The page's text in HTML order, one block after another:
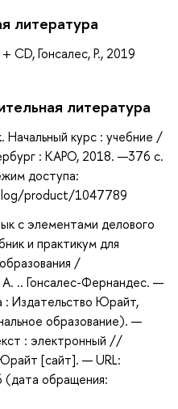
литература
CD, Гонсалес, Р., 2019
литература
Начальный курс : учебние /
: КАРО, 2018. —376 с.
доступа:
product/1047789
с элементами делового
и практикум для
/
.. Гонсалес-Фернандес. —
: Издательство Юрайт,
образование). —
: электронный //
[сайт]. — URL:
обращения: